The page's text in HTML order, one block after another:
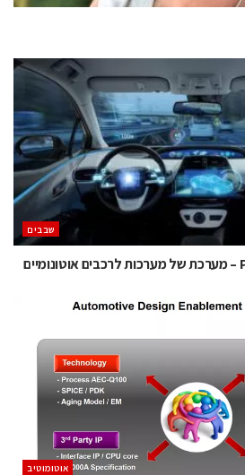
‫שבבים‬
אוטומוטיב